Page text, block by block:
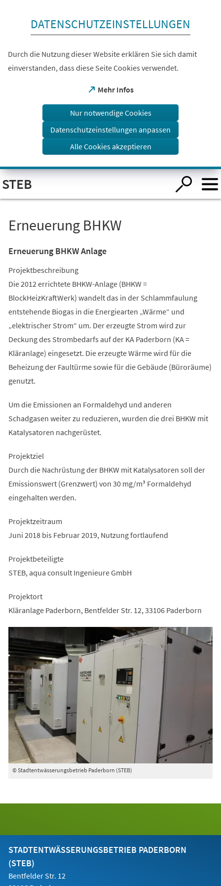
Visuelle
Assistenzsoftware
öffnen.
DATENSCHUTZEINSTELLUNGEN
Durch die Nutzung dieser Website erklären Sie sich damit
einverstanden, dass diese Seite Cookies verwendet.
Mehr Infos
(Öffnet
einem
Tab)
Nur notwendige Cookies
Datenschutzeinstellungen anpassen
Alle Cookies akzeptieren
STEB
Erneuerung BHKW
Erneuerung BHKW Anlage
Projektbeschreibung
Die 2012 errichtete BHKW-Anlage (BHKW =
BlockHeizKraftWerk) wandelt das in der Schlammfaulung
entstehende Biogas in die Energiearten „Wärme“ und
„elektrischer Strom“ um. Der erzeugte Strom wird zur
Deckung des Strombedarfs auf der KA Paderborn (KA =
Kläranlage) eingesetzt. Die erzeugte Wärme wird für die
Beheizung der Faultürme sowie für die Gebäude (Büroräume)
genutzt.
Um die Emissionen an Formaldehyd und anderen
Schadgasen weiter zu reduzieren, wurden die drei BHKW mit
Katalysatoren nachgerüstet.
Projektziel
Durch die Nachrüstung der BHKW mit Katalysatoren soll der
Emissionswert (Grenzwert) von 30 mg/m³ Formaldehyd
eingehalten werden.
Projektzeitraum
Juni 2018 bis Februar 2019, Nutzung fortlaufend
Projektbeteiligte
STEB, aqua consult Ingenieure GmbH
Projektort
Kläranlage Paderborn, Bentfelder Str. 12, 33106 Paderborn
© Stadtentwässerungsbetrieb Paderborn (STEB)
STADTENTWÄSSERUNGSBETRIEB PADERBORN
(STEB)
Bentfelder Str. 12